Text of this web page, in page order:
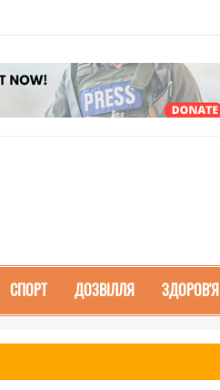
СПОРТ ДОЗВІЛЛЯ ЗДОРОВ'Я